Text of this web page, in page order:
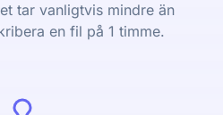
tar vanligtvis mindre än
en fil på 1 timme.